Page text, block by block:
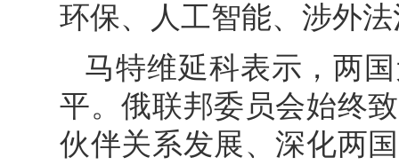
环保、人工智能、涉外
马特维延科表示，两
平。俄联邦委员会始终
伙伴关系发展、深化两